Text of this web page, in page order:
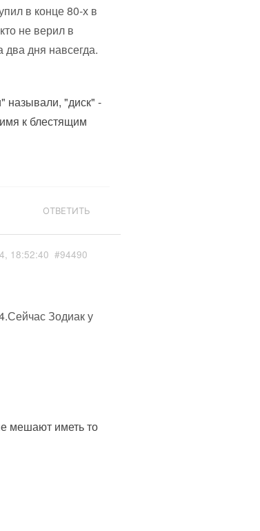
в конце 80-х в
не верил в
два дня навсегда.
называли, "диск" -
к блестящим
ОТВЕТИТЬ
18:52:40 #94490
Зодиак у
мешают иметь то